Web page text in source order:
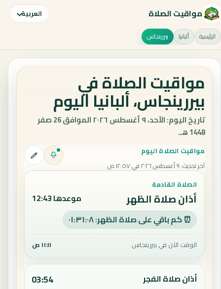
مواقيت الصلاة العربية
الرئيسية ألبانيا بيررينجاس
مواقيت الصلاة في
بيررينجاس، ألبانيا اليوم
تاريخ اليوم: الأحد، ٩ أغسطس ٢٠٢٦ الموافق 26 صفر
1448 هـ.
مواقيت الصلاة اليوم
آخر تحديث: ٩ أغسطس ٢٠٢٦ في ١٢:٥٧ ص
الصلاة القادمة
أذان صلاة الظهر موعدها 12:43
⏰ كم باقي على صلاة الظهر: ٠١:٣١:٠٧
الوقت الآن في بيررينجاس ١١:١١ ص
أذان صلاة الفجر 03:54